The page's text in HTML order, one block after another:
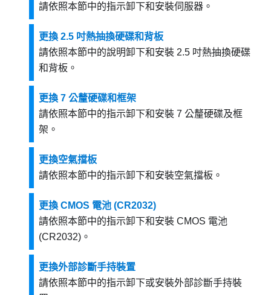
請依照本節中的指示卸下和安裝伺服器。
更換 2.5 吋熱抽換硬碟和背板
請依照本節中的說明卸下和安裝 2.5 吋熱抽換硬碟
和背板。
更換 7 公釐硬碟和框架
請依照本節中的指示卸下和安裝 7 公釐硬碟及框
架。
更換空氣擋板
請依照本節中的指示卸下和安裝空氣擋板。
更換 CMOS 電池 (CR2032)
請依照本節中的指示卸下和安裝 CMOS 電池
(CR2032)。
更換外部診斷手持裝置
請依照本節中的指示卸下或安裝外部診斷手持裝